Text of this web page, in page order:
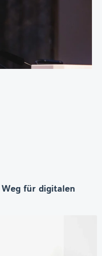
für digitalen